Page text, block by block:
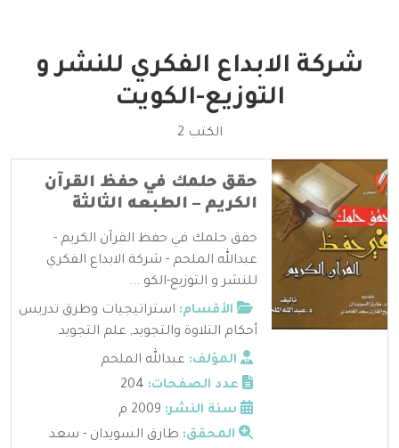
شركة الابداع الفكري للنشر و
التوزيع-الكويت
الكتب 2
حقق حلمك في حفظ القرآن
الكريم – الطبعه الثالثة
حقق حلمك في حفظ القرآن الكريم -
عبدالله الملحم - شركة الابداع الفكري
للنشر و التوزيع-الكو ...
الأقسام: استراتيجيات وطرق تدريس
أحكام التلاوة والتجويد, علم التجويد
المؤلف: عبدالله الملحم
عدد الصفحات:
سنة النشر:
المحقق: طارق السويدان - سعد